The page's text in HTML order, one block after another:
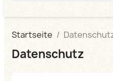
Startseite
Datenschutz